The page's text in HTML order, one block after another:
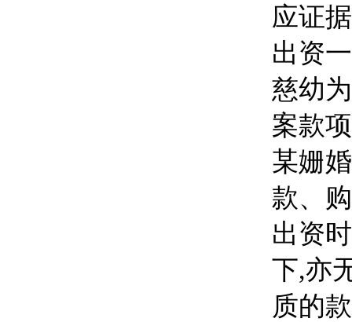
应证
出资
慈幼
案款
某姗
款、
出资
下,亦
质的